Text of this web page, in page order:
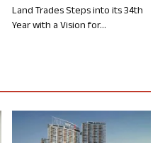
Land Trades Steps into its 34th
Year with a Vision for...